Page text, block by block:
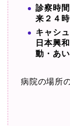
診察時
来２４
キャシ
日本興
動・あ
病院の場所